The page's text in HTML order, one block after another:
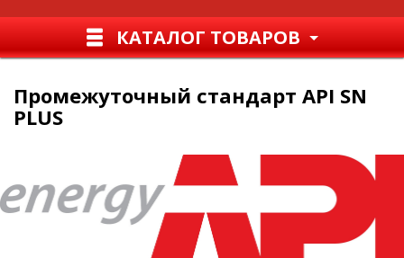
КАТАЛОГ ТОВАРОВ
Промежуточный стандарт API SN
PLUS